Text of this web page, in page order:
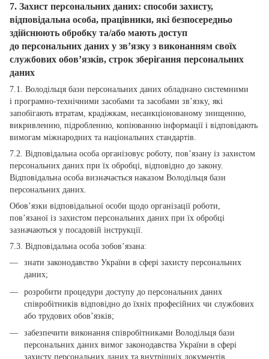
7. Захист персональних даних: способи захисту,
відповідальна особа, працівники, які безпосередньо
здійснюють обробку та/або мають доступ
до персональних даних у зв’язку з виконанням своїх
службових обов’язків, строк зберігання персональних
даних
7.1. Володільця бази персональних даних обладнано системними
і програмно-технічними засобами та засобами зв’язку, які
запобігають втратам, крадіжкам, несанкціонованому знищенню,
викривленню, підробленню, копіюванню інформації і відповідають
вимогам міжнародних та національних стандартів.
7.2. Відповідальна особа організовує роботу, пов’язану із захистом
персональних даних при їх обробці, відповідно до закону.
Відповідальна особа визначається наказом Володільця бази
персональних даних.
Обов’язки відповідальної особи щодо організації роботи,
пов’язаної із захистом персональних даних при їх обробці
зазначаються у посадовій інструкції.
7.3. Відповідальна особа зобов’язана:
знати законодавство України в сфері захисту персональних
даних;
розробити процедури доступу до персональних даних
співробітників відповідно до їхніх професійних чи службових
або трудових обов’язків;
забезпечити виконання співробітниками Володільця бази
персональних даних вимог законодавства України в сфері
захисту персональних даних та внутрішніх документів,